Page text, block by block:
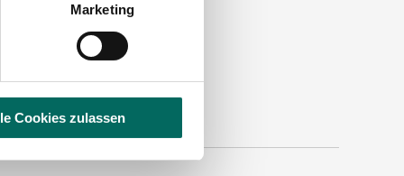
Marketing
Cookies zulassen